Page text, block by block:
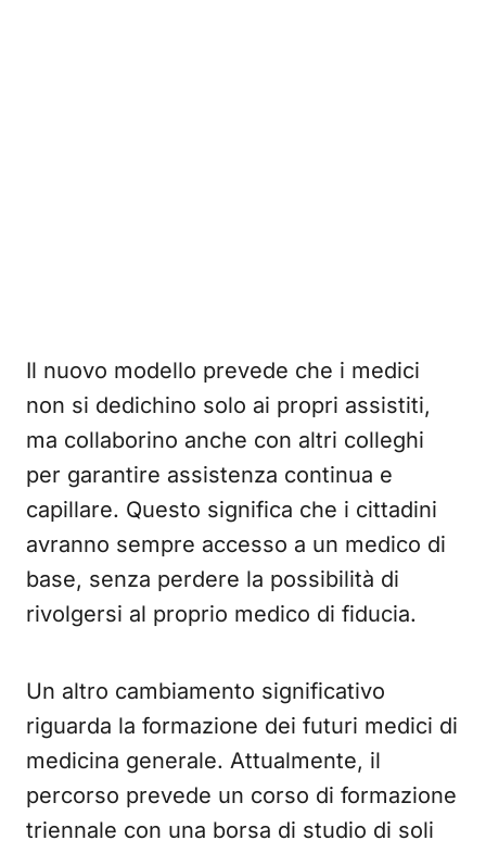
Il nuovo modello prevede che i medici
non si dedichino solo ai propri assistiti,
ma collaborino anche con altri colleghi
per garantire assistenza continua e
capillare. Questo significa che i cittadini
avranno sempre accesso a un medico di
base, senza perdere la possibilità di
rivolgersi al proprio medico di fiducia.
Un altro cambiamento significativo
riguarda la formazione dei futuri medici di
medicina generale. Attualmente, il
percorso prevede un corso di formazione
triennale con una borsa di studio di soli